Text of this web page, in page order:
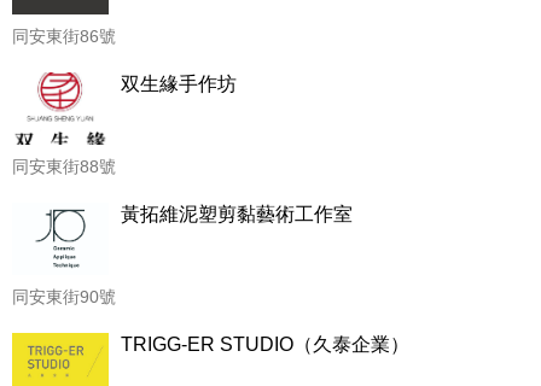
同安東街86號
双生緣手作坊
同安東街88號
黃拓維泥塑剪黏藝術工作室
同安東街90號
TRIGG-ER STUDIO（久泰企業）